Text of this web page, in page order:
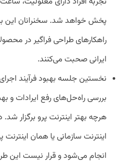
پخش خواهد شد. سخنرانان این
راهکارهای طراحی فراگیر در
ایرانی صحبت می‌کنند.
نخستین جلسه بهبود فرآیند
بررسی راه‌حل‌های رفع ایرادات و
هرچه بهتر اینترنت پرو برگزار
اینترنت سازمانی یا همان اینترنت
انجام می‌شود و قرار نیست این